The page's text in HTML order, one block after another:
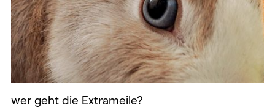
wer geht die Extrameile?